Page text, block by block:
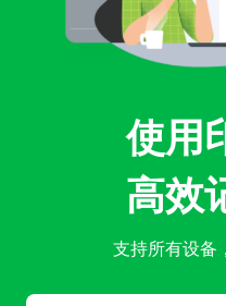
使用
高效
支持所有设备